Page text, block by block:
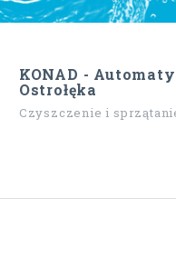
KONAD -
Ostrołęka
Czyszczenie i